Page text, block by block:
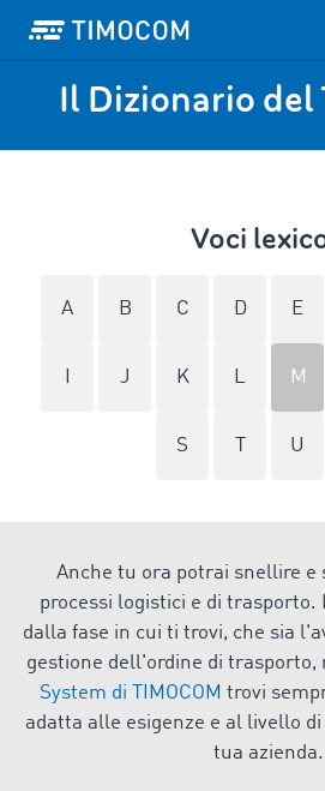
Il Dizionario del
Voci
A B C D E
J K L M
S U
Anche tu ora potrai snellire e
processi logistici e di
dalla fase in cui ti trovi, che sia
gestione dell'ordine di trasporto,
System di TIMOCOM trovi
adatta alle esigenze e al livello
tua azienda.